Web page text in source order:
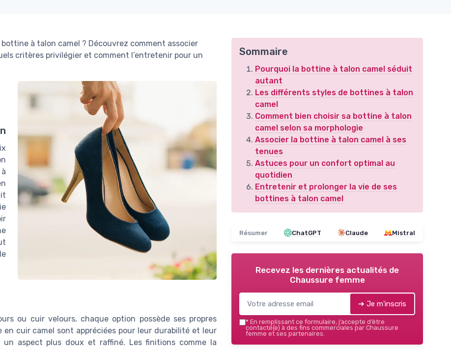
à talon camel ? Découvrez comment associer
critères privilégier et comment l’entretenir pour un
ou cuir velours, chaque option possède ses propres
cuir camel sont appréciées pour leur durabilité et leur
aspect plus doux et raffiné. Les finitions comme la
Sommaire
Pourquoi la bottine à talon camel séduit
autant
Les différents styles de bottines à talon
camel
Comment bien choisir sa bottine à talon
camel selon sa morphologie
Associer la bottine à talon camel à ses
tenues
Astuces pour un confort optimal au
quotidien
Entretenir et prolonger la vie de ses
bottines à talon camel
Résumer ChatGPT Claude Mistral
Recevez les dernières actualités de
Chaussure femme
➔ Je m'inscris
* En remplissant ce formulaire, j’accepte d’être
contacté(e) à des fins commerciales par Chaussure
femme et ses partenaires.